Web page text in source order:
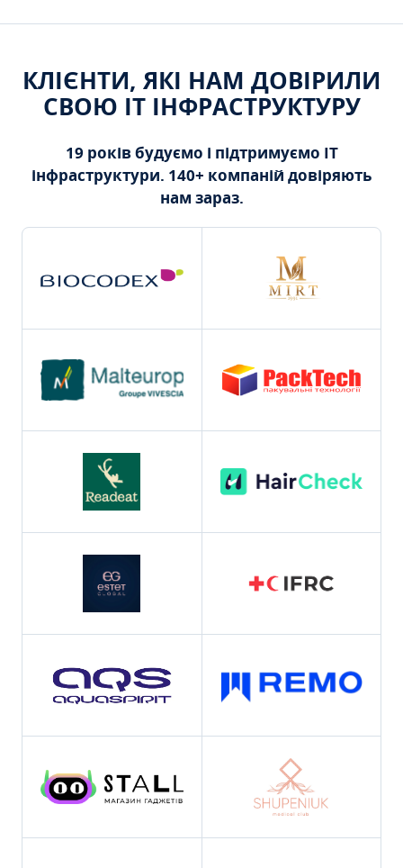
КЛІЄНТИ, ЯКІ НАМ ДОВІРИЛИ
СВОЮ ІТ ІНФРАСТРУКТУРУ
19 років будуємо і підтримуємо ІТ
інфраструктури. 140+ компаній довіряють
нам зараз.